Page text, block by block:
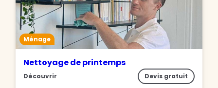
Ménage
Nettoyage de printemps
Découvrir Devis gratuit